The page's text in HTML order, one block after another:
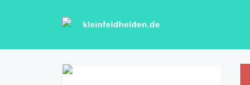
kleinfeldhelden.de